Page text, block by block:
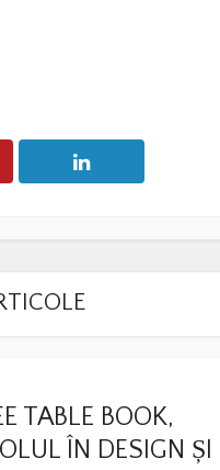
TABLE BOOK,
ÎN DESIGN ȘI